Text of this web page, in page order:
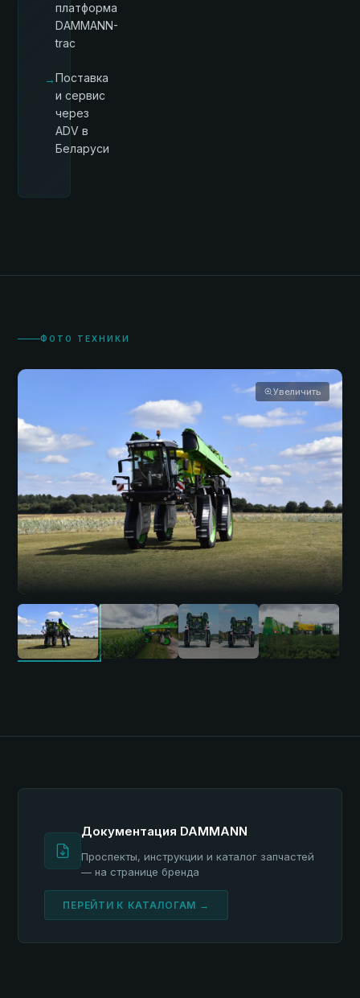
платформа
DAMMANN-
trac
→Поставка
и сервис
через
ADV в
Беларуси
ФОТО ТЕХНИКИ
Увеличить
Документация DAMMANN
Проспекты, инструкции и каталог запчастей
— на странице бренда
ПЕРЕЙТИ К КАТАЛОГАМ →